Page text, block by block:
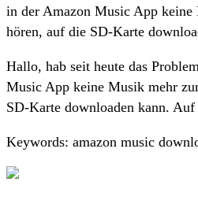
in der Amazon Music App
hören, auf die SD-Karte
Hallo, hab seit heute das
Music App keine Musik mehr
SD-Karte downloaden kann.
Keywords: amazon music